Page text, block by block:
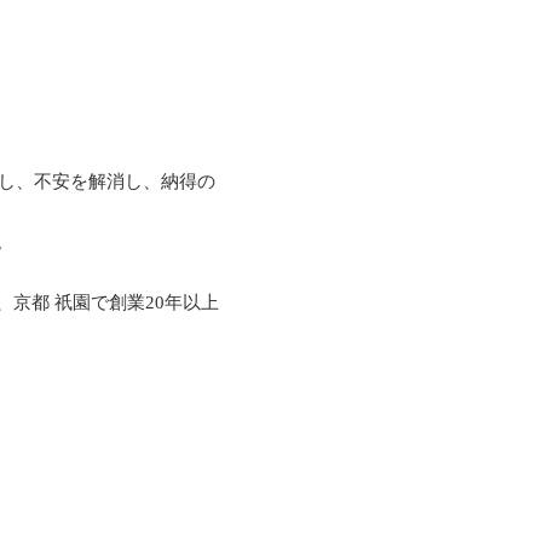
、不安を解消 し、納得の
京都 祇園で創業20年以上